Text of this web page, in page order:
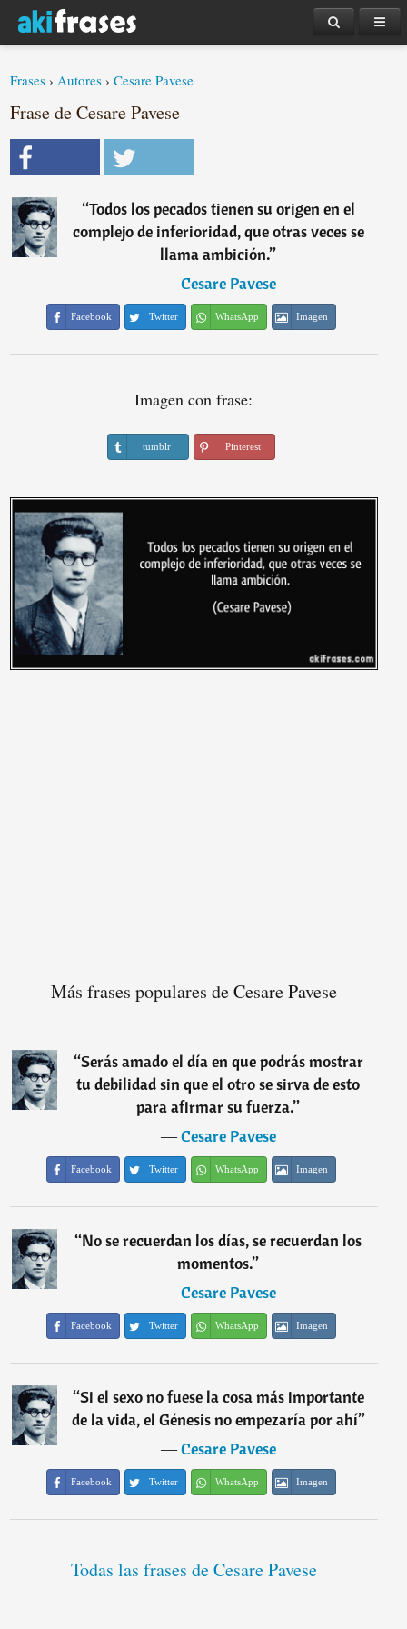
Frases ›Autores ›Cesare Pavese
Frase de Cesare Pavese
“Todos los pecados tienen su origen en el
complejo de inferioridad, que otras veces se
llama ambición.”
―Cesare Pavese
Facebook Twitter WhatsApp Imagen
Imagen con frase:
tumblr Pinterest
Más frases populares de Cesare Pavese
“Serás amado el día en que podrás mostrar
tu debilidad sin que el otro se sirva de esto
para afirmar su fuerza.”
―Cesare Pavese
Facebook Twitter WhatsApp Imagen
“No se recuerdan los días, se recuerdan los
momentos.”
―Cesare Pavese
Facebook Twitter WhatsApp Imagen
“Si el sexo no fuese la cosa más importante
de la vida, el Génesis no empezaría por ahí”
―Cesare Pavese
Facebook Twitter WhatsApp Imagen
Todas las frases de Cesare Pavese